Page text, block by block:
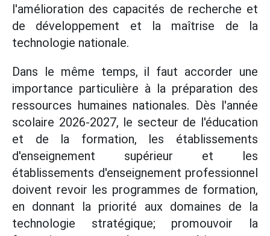
l'amélioration des capacités de recherche et
de développement et la maîtrise de la
technologie nationale.
Dans le même temps, il faut accorder une
importance particulière à la préparation des
ressources humaines nationales. Dès l'année
scolaire 2026-2027, le secteur de l'éducation
et de la formation, les établissements
d'enseignement supérieur et les
établissements d'enseignement professionnel
doivent revoir les programmes de formation,
en donnant la priorité aux domaines de la
technologie stratégique; promouvoir la